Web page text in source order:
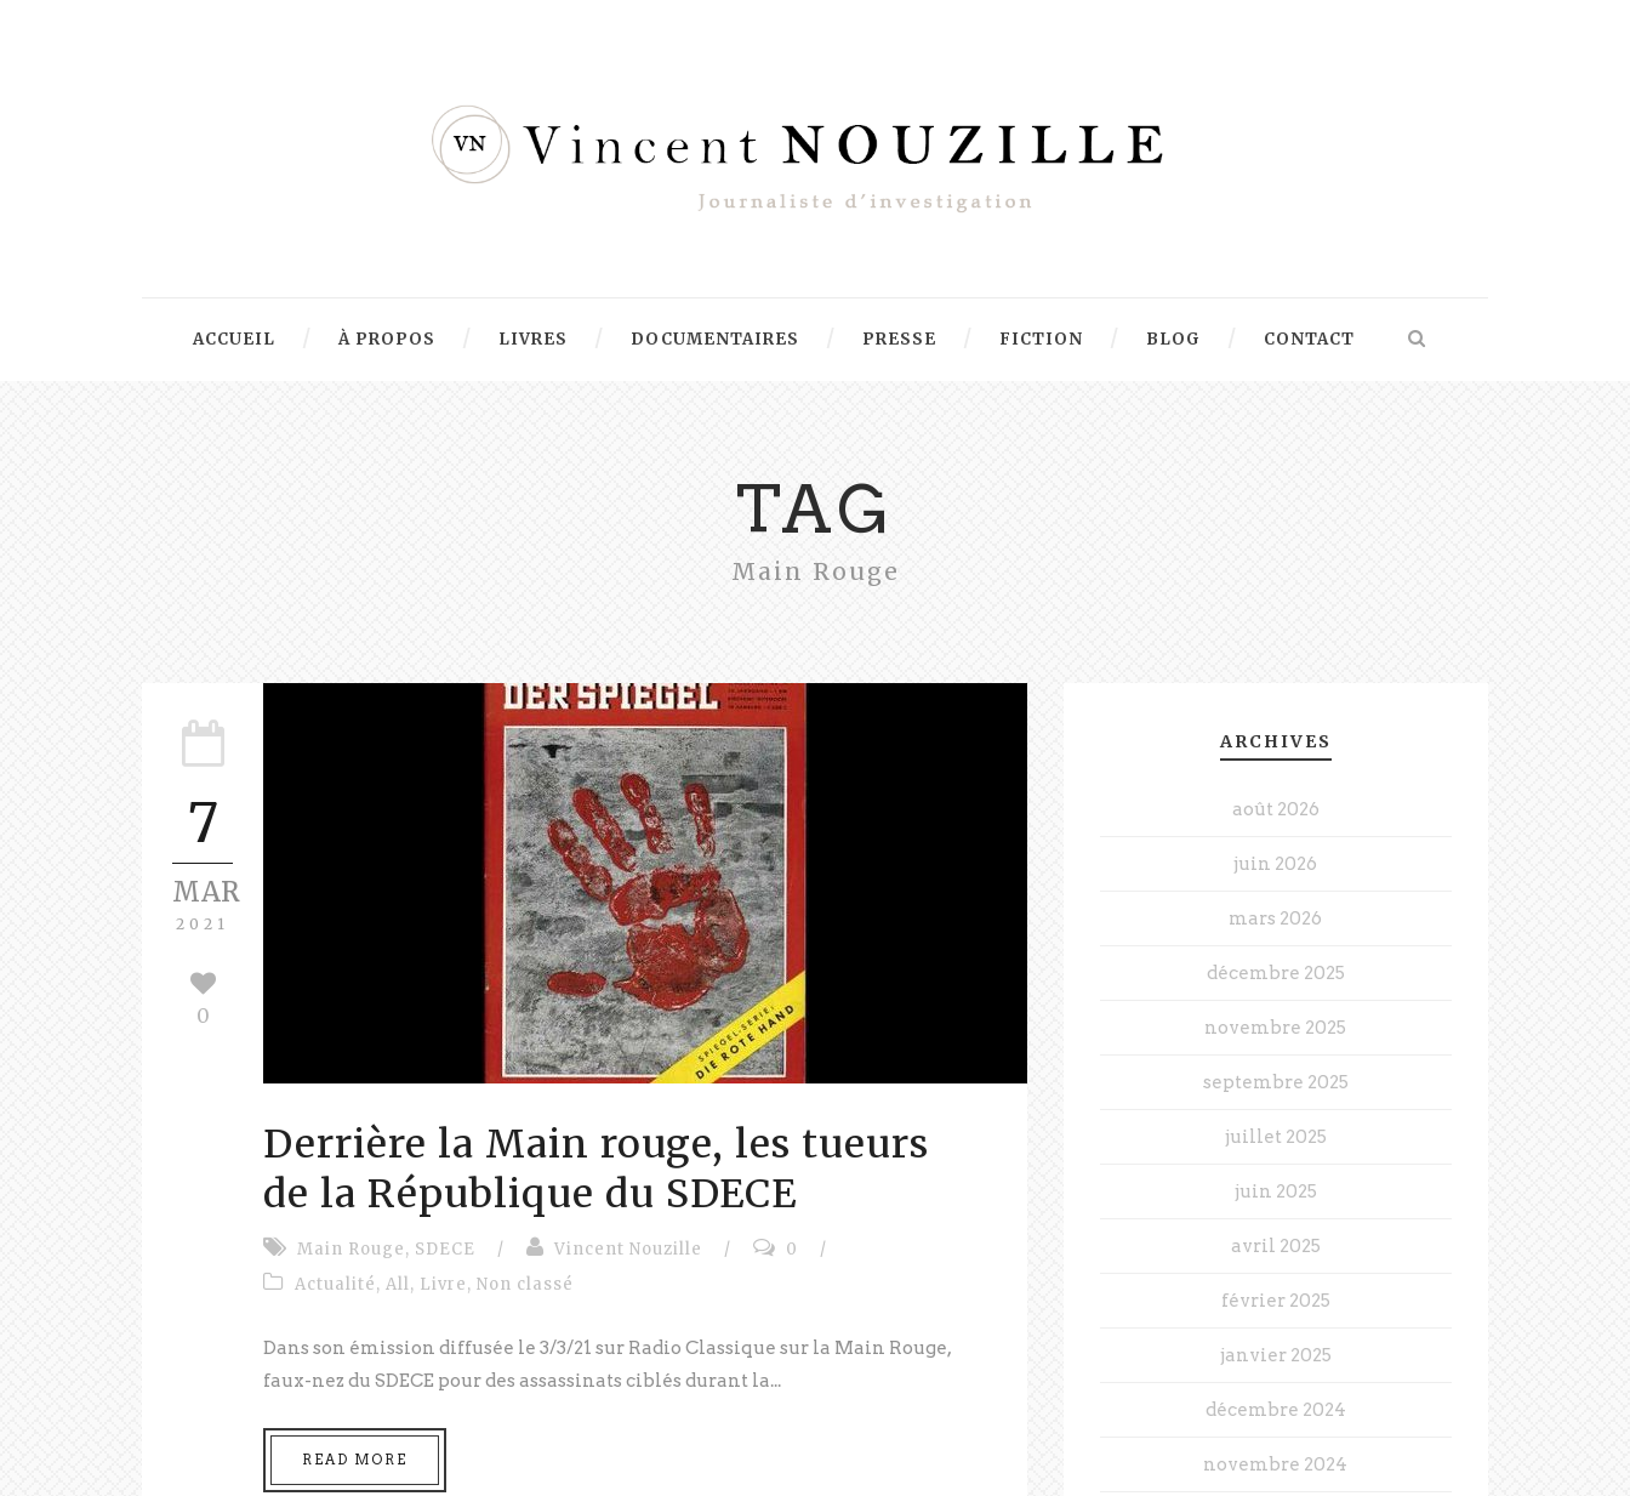
ACCUEIL À PROPOS LIVRES DOCUMENTAIRES PRESSE FICTION BLOG CONTACT
TAG
Main Rouge
7
MAR
2021
0
Derrière la Main rouge, les tueurs
de la République du SDECE
Main Rouge, SDECE / Vincent Nouzille / 0
/
Actualité, All, Livre, Non classé
Dans son émission diffusée le 3/3/21 sur Radio Classique sur la Main Rouge,
faux-nez du SDECE pour des assassinats ciblés durant la...
READ MORE
ARCHIVES
août 2026
juin 2026
mars 2026
décembre 2025
novembre 2025
septembre 2025
juillet 2025
juin 2025
avril 2025
février 2025
janvier 2025
décembre 2024
novembre 2024